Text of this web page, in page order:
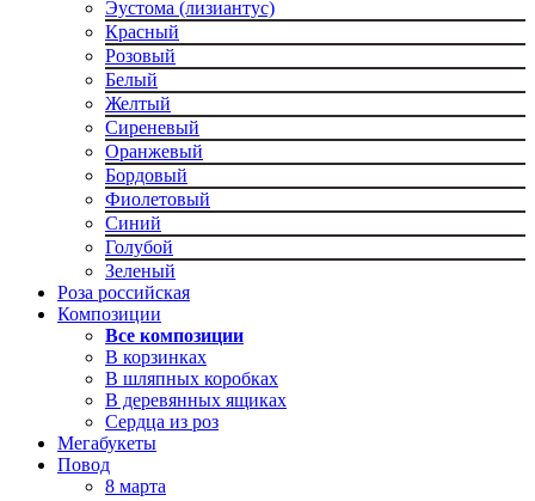
Эустома (лизиантус)
Красный
Розовый
Белый
Желтый
Сиреневый
Оранжевый
Бордовый
Фиолетовый
Синий
Голубой
Зеленый
Роза российская
Композиции
Все композиции
В корзинках
В шляпных коробках
В деревянных ящиках
Сердца из роз
Мегабукеты
Повод
8 марта